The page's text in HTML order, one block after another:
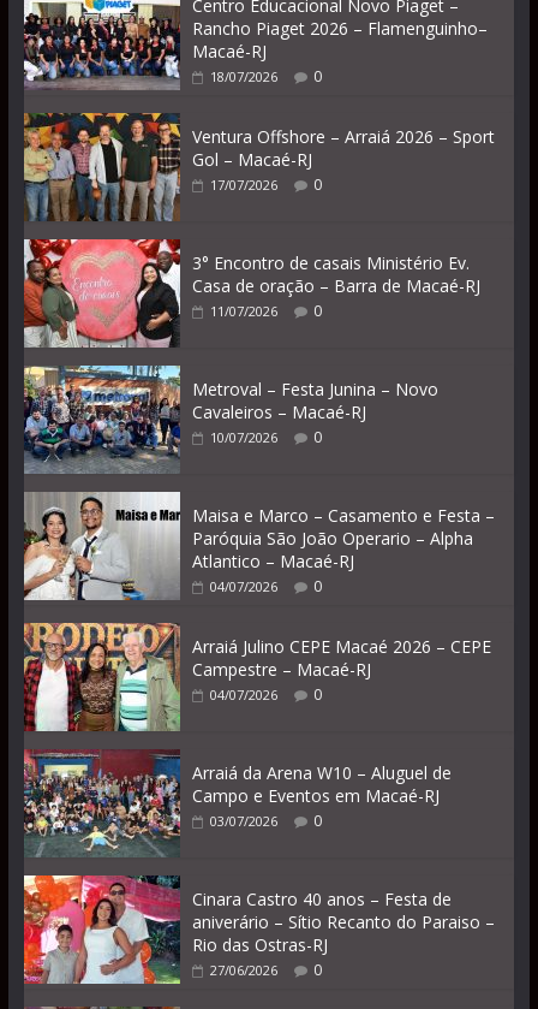
Centro Educacional Novo Piaget –
Rancho Piaget 2026 – Flamenguinho–
Macaé-RJ
18/07/2026 0
Ventura Offshore – Arraiá 2026 – Sport
Gol – Macaé-RJ
17/07/2026 0
3° Encontro de casais Ministério Ev.
Casa de oração – Barra de Macaé-RJ
11/07/2026 0
Metroval – Festa Junina – Novo
Cavaleiros – Macaé-RJ
10/07/2026 0
Maisa e Marco – Casamento e Festa –
Paróquia São João Operario – Alpha
Atlantico – Macaé-RJ
04/07/2026 0
Arraiá Julino CEPE Macaé 2026 – CEPE
Campestre – Macaé-RJ
04/07/2026 0
Arraiá da Arena W10 – Aluguel de
Campo e Eventos em Macaé-RJ
03/07/2026 0
Cinara Castro 40 anos – Festa de
aniverário – Sítio Recanto do Paraiso –
Rio das Ostras-RJ
27/06/2026 0